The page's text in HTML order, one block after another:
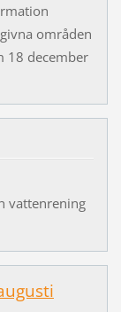
områden
18 december
vattenrening